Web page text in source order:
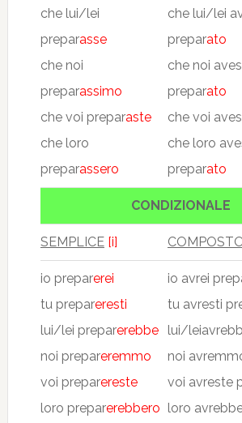
che lui/lei
preparasse
che noi
preparassimo
che voi preparaste
che loro
preparassero
che lui/lei
preparato
che noi
preparato
che voi
che loro
preparato
CONDIZIONALE
SEMPLICE [i]
io preparerei
tu prepareresti
lui/lei preparerebbe
noi prepareremmo
voi preparereste
loro preparerebbero
io avrei
tu avresti
lui/
noi
voi avreste
loro